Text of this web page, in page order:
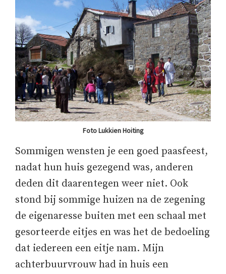
Foto Lukkien Hoiting
Sommigen wensten je een goed paasfeest,
nadat hun huis gezegend was, anderen
deden dit daarentegen weer niet. Ook
stond bij sommige huizen na de zegening
de eigenaresse buiten met een schaal met
gesorteerde eitjes en was het de bedoeling
dat iedereen een eitje nam. Mijn
achterbuurvrouw had in huis een